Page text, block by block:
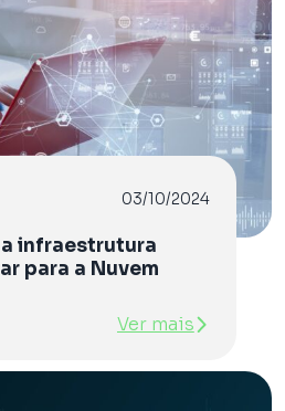
03/10/2024
infraestrutura
para a Nuvem
Ver mais